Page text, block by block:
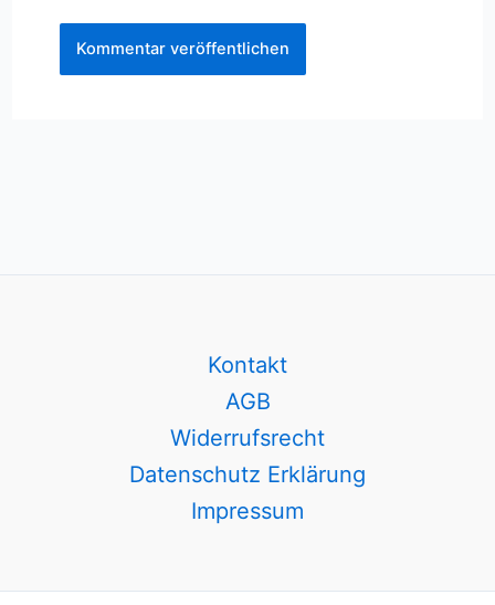
Kontakt
AGB
Widerrufsrecht
Datenschutz Erklärung
Impressum